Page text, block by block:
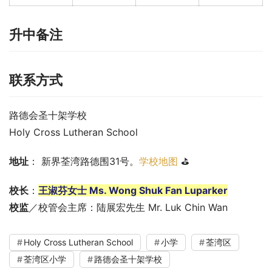
升中备注
联系方式
路德会圣十架学校
Holy Cross Lutheran School
地址 ： 新界荃湾路德围31号。 学校地图 ⛳
校长 ： 王淑芬女士 Ms. Wong Shuk Fan Luparker
校监／校管会主席：陆展宏先生 Mr. Luk Chin Wan
Holy Cross Lutheran School 小学
荃湾区
荃湾区小学
路德会圣十架学校